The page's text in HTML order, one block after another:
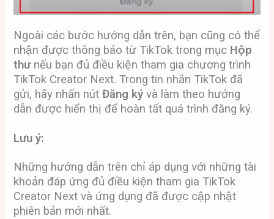
Ngoài các bước hướng dẫn trên, bạn cũng có thể
nhận được thông báo từ TikTok trong mục Hộp
thưnếu bạn đủ điều kiện tham gia chương trình
TikTok Creator Next. Trong tin nhắn TikTok đã
gửi, hãy nhấn nútĐăng ký và làm theo hướng
dẫn được hiển thị để hoàn tất quá trình đăng ký.
Lưu ý:
Những hướng dẫn trên chỉ áp dụng với những tài
khoản đáp ứng đủ điều kiện tham gia TikTok
Creator Next và ứng dụng đã được cập nhật
phiên bản mới nhất.